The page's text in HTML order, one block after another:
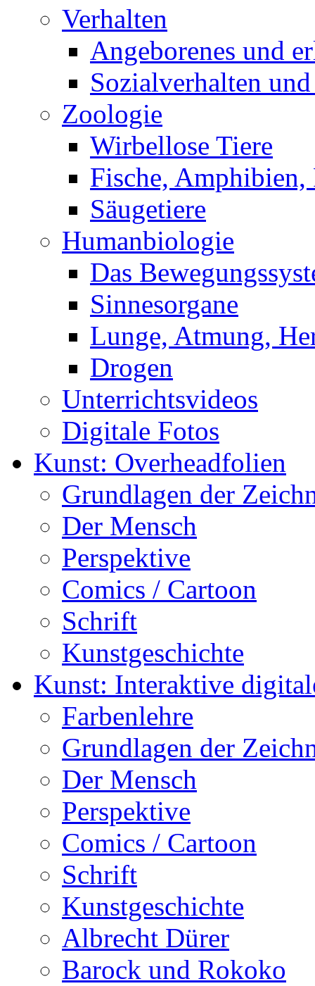
Verhalten
Angeborenes und
Sozialverhalten
Zoologie
Wirbellose Tiere
Fische,
Säugetiere
Humanbiologie
Das
Sinnesorgane
Lunge, Atmung,
Drogen
Unterrichtsvideos
Digitale Fotos
Kunst: Overheadfolien
Grundlagen der
Der Mensch
Perspektive
Comics / Cartoon
Schrift
Kunstgeschichte
Kunst: Interaktive
Farbenlehre
Grundlagen der
Der Mensch
Perspektive
Comics / Cartoon
Schrift
Kunstgeschichte
Albrecht Dürer
Barock und Rokoko